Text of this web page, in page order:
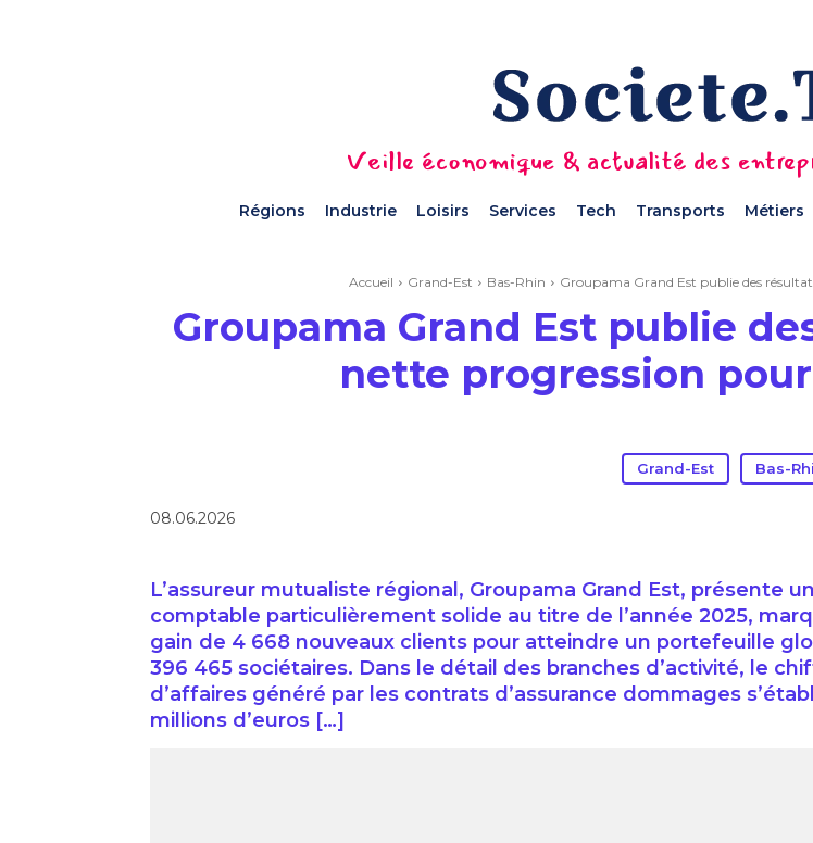
Veille économique & actualité des
Régions Industrie Loisirs Services Tech Transports Métiers
Accueil Grand-Est Bas-Rhin Groupama Grand Est publie des
Groupama Grand Est publie
nette progression pour
Grand-Est Bas-
08.06.2026
L’assureur mutualiste régional, Groupama Grand Est, présente
comptable particulièrement solide au titre de l’année 2025,
gain de 4 668 nouveaux clients pour atteindre un portefeuille
396 465 sociétaires. Dans le détail des branches d’activité, le
d’affaires généré par les contrats d’assurance dommages
millions d’euros […]